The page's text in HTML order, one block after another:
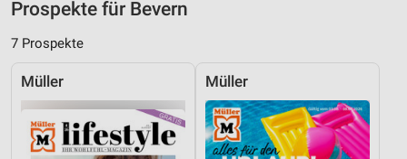
Prospekte für Bevern
7 Prospekte
Müller Müller
Inhalten
IAB-Besonderheiten:
Verwendung genauer Standortdaten